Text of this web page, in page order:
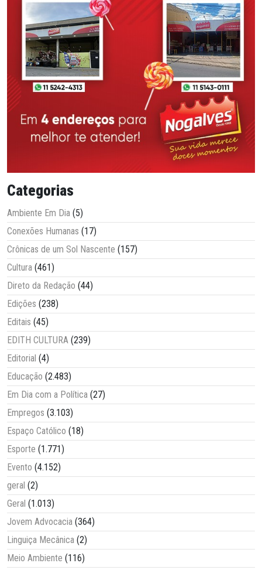
Categorias
Ambiente Em Dia (5)
Conexões Humanas (17)
Crônicas de um Sol Nascente (157)
Cultura (461)
Direto da Redação (44)
Edições (238)
Editais (45)
EDITH CULTURA (239)
Editorial (4)
Educação (2.483)
Em Dia com a Política (27)
Empregos (3.103)
Espaço Católico (18)
Esporte (1.771)
Evento (4.152)
geral (2)
Geral (1.013)
Jovem Advocacia (364)
Linguiça Mecânica (2)
Meio Ambiente (116)